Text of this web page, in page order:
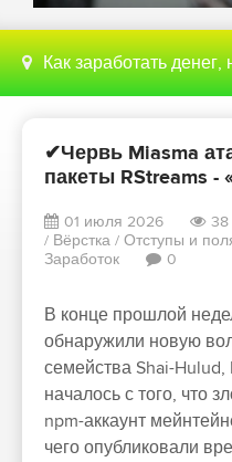
Как заработать денег, не выходя
✔Червь Miasma
пакеты RStreams -
01 июля 2026 38
/ Вёрстка / Отступы и
Заработок
0
В конце прошлой
обнаружили новую
семейства Shai-Hulud,
началось с того, что
npm-аккаунт
чего опубликовали